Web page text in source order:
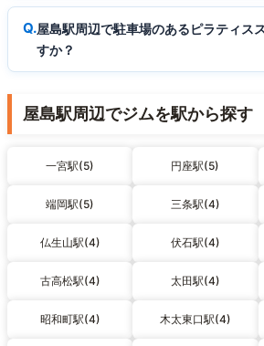
屋島駅周辺で駐車場のあるピラティス
すか？
屋島駅周辺でジムを駅から探す
一宮駅(5) 円座駅(5)
端岡駅(5) 三条駅(4)
仏生山駅(4) 伏石駅(4)
古高松駅(4) 太田駅(4)
昭和町駅(4) 木太東口駅(4)